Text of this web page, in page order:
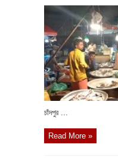
চাঁদপুর ...
Read More »